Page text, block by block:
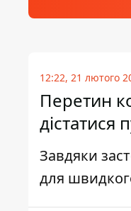
12:22, 21 лютого
Перетин
дістатися
Завдяки
для